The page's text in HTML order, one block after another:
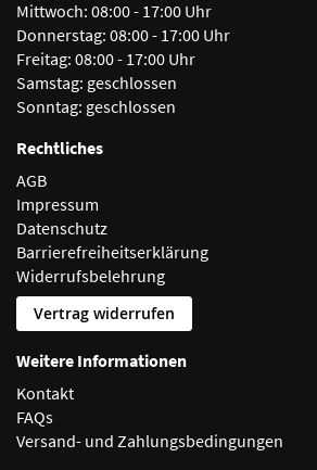
Mittwoch: 08:00 - 17:00 Uhr
Donnerstag: 08:00 - 17:00 Uhr
Freitag: 08:00 - 17:00 Uhr
Samstag: geschlossen
Sonntag: geschlossen
Rechtliches
AGB
Impressum
Datenschutz
Barrierefreiheitserklärung
Widerrufsbelehrung
Vertrag widerrufen
Weitere Informationen
Kontakt
FAQs
Versand- und Zahlungsbedingungen